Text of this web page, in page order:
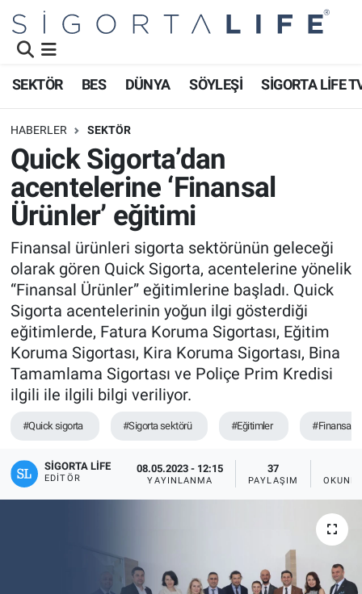
SEKTÖR BES DÜNYA SÖYLEŞİ SİGORTA LİFE
HABERLER SEKTÖR
Quick Sigorta’dan
acentelerine ‘Finansal
Ürünler’ eğitimi
Finansal ürünleri sigorta sektörünün geleceği
olarak gören Quick Sigorta, acentelerine yönelik
“Finansal Ürünler” eğitimlerine başladı. Quick
Sigorta acentelerinin yoğun ilgi gösterdiği
eğitimlerde, Fatura Koruma Sigortası, Eğitim
Koruma Sigortası, Kira Koruma Sigortası, Bina
Tamamlama Sigortası ve Poliçe Prim Kredisi
ilgili ile ilgili bilgi veriliyor.
#Quick sigorta #Sigorta sektörü #Eğitimler #Finansal
SIGORTA LIFE
EDITÖR
08.05.2023 - 12:15
YAYINLANMA
37
PAYLAŞIM
Namaz Vakitleri
Trafik Durumu
Süper Lig Puan Durumu ve Fikstür
Tüm Manşetler
Son Dakika Haberleri
Haber Arşivi